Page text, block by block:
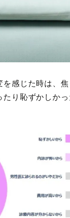
感じた時は、
り恥ずかしか